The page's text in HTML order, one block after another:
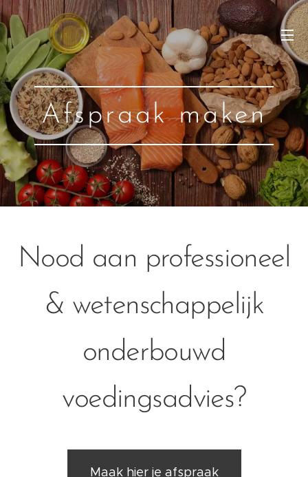
Afspraak maken
Nood aan professioneel
& wetenschappelijk
onderbouwd
voedingsadvies?
Maak hier je afspraak